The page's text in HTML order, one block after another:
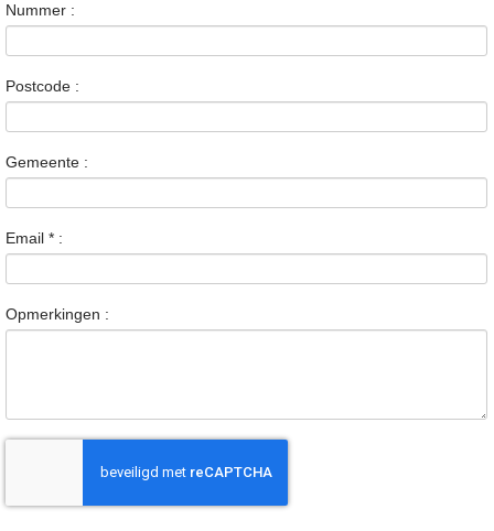
Nummer :
Postcode :
Gemeente :
Email * :
Opmerkingen :